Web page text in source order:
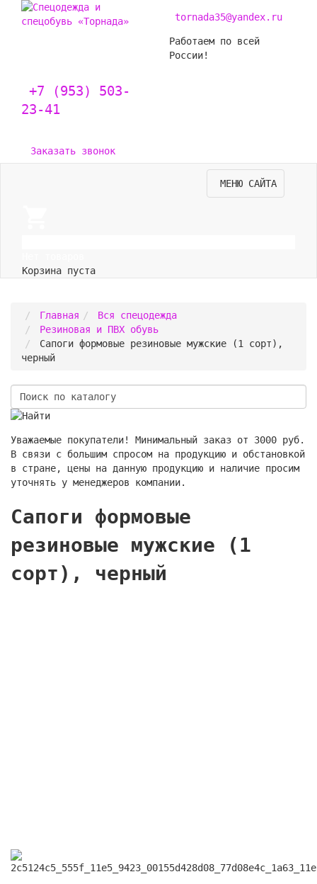
tornada35@yandex.ru
Работаем по всей
России!
+7 (953) 503-
23-41
Заказать звонок
МЕНЮ САЙТА
Корзина пуста
Главная
Вся спецодежда
Резиновая и ПВХ обувь
Сапоги формовые резиновые мужские (1 сорт),
черный
Уважаемые покупатели! Минимальный заказ от 3000 руб.
В связи с большим спросом на продукцию и обстановкой
в стране, цены на данную продукцию и наличие просим
уточнять у менеджеров компании.
Сапоги формовые
резиновые мужские (1
сорт), черный